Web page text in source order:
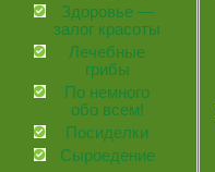
Здоровье —
залог красоты
Лечебные
грибы
По немного
обо всем!
Посиделки
Сыроедение